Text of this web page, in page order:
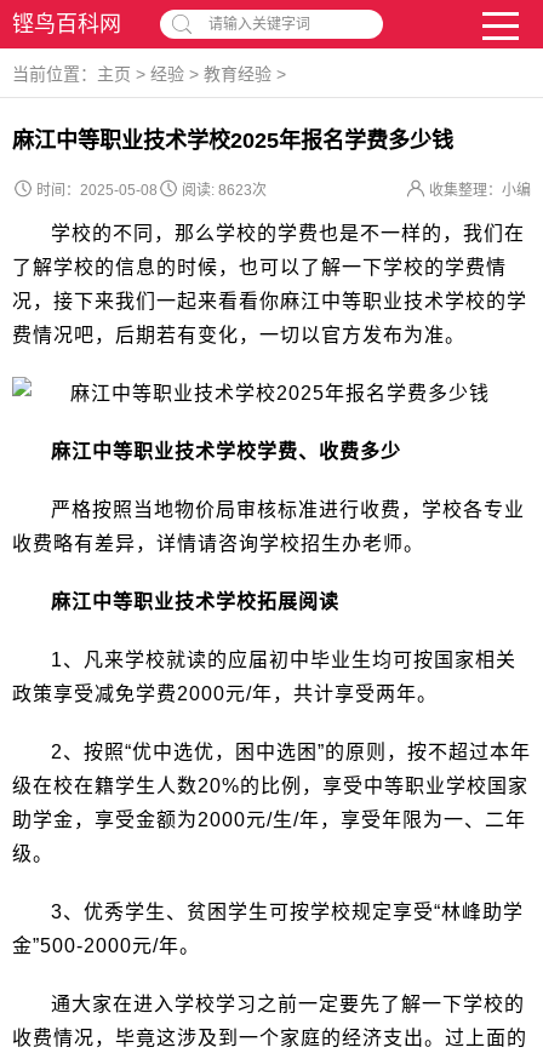
铿鸟百科网 请输入关键字词
当前位置： 主页 > 经验 > 教育经验 >
麻江中等职业技术学校2025年报名学费多少钱
时间：2025-05-08 收集整理：小编
阅读: 8623次
学校的不同，那么学校的学费也是不一样的，我们在
了解学校的信息的时候，也可以了解一下学校的学费情
况，接下来我们一起来看看你麻江中等职业技术学校的学
费情况吧，后期若有变化，一切以官方发布为准。
麻江中等职业技术学校学费、收费多少
严格按照当地物价局审核标准进行收费，学校各专业
收费略有差异，详情请咨询学校招生办老师。
麻江中等职业技术学校拓展阅读
1、凡来学校就读的应届初中毕业生均可按国家相关
政策享受减免学费2000元/年，共计享受两年。
2、按照“优中选优，困中选困”的原则，按不超过本年
级在校在籍学生人数20%的比例，享受中等职业学校国家
助学金，享受金额为2000元/生/年，享受年限为一、二年
级。
3、优秀学生、贫困学生可按学校规定享受“林峰助学
金”500-2000元/年。
通大家在进入学校学习之前一定要先了解一下学校的
收费情况，毕竟这涉及到一个家庭的经济支出。过上面的